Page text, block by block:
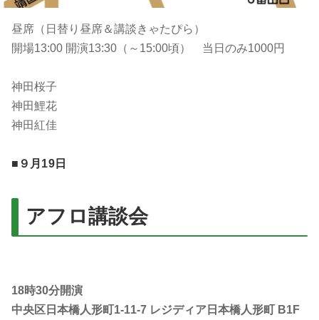
昼席（日替り昼席＆講談きゃたぴら）
開場13:00 開演13:30（～15:00頃） 当日のみ1000円
神田桜子
神田鯉花
神田紅佳
■９月19日
アフロ講談会
18時30分開演
中央区日本橋人形町1-11-7 レジディア日本橋人形町 B1F